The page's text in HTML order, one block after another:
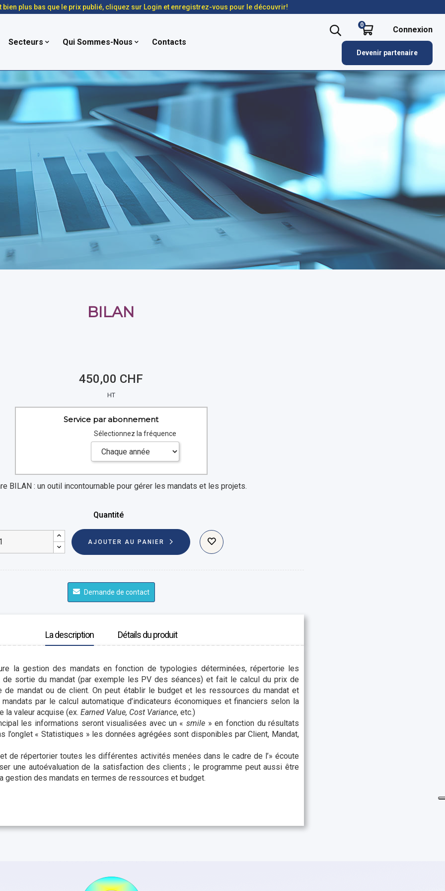
bien plus bas que le prix publié, cliquez sur Login et enregistrez-vous pour le découvrir!
Secteurs Qui Sommes-Nous Contacts
0 Connexion
Devenir partenaire
BILAN
450,00 CHF
HT
Service par abonnement
Sélectionnez la fréquence
BILAN : un outil incontournable pour gérer les mandats et les projets.
Quantité
AJOUTER AU PANIER
Demande de contact
La description Détails du produit
la gestion des mandats en fonction de typologies déterminées, répertorie les
de sortie du mandat (par exemple les PV des séances) et fait le calcul du prix de
de mandat ou de client. On peut établir le budget et les ressources du mandat et
par le calcul automatique d’indicateurs économiques et financiers selon la
la valeur acquise (ex. Earned Value, Cost Variance, etc.)
les informations seront visualisées avec un « smile» en fonction du résultats
l’onglet « Statistiques » les données agrégées sont disponibles par Client, Mandat,
de répertorier toutes les différentes activités menées dans le cadre de l’» écoute
une autoévaluation de la satisfaction des clients ; le programme peut aussi être
gestion des mandats en termes de ressources et budget.